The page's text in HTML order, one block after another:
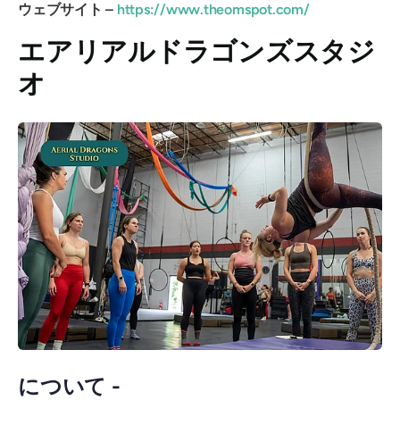
ウェブサイト – https://www.theomspot.com/
エアリアルドラゴンズスタジ
オ
について -